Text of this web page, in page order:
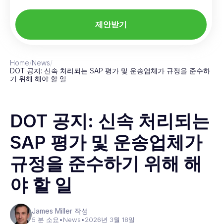
제안받기
Home/News/
DOT 공지: 신속 처리되는 SAP 평가 및 운송업체가 규정을 준수하
기 위해 해야 할 일
DOT 공지: 신속 처리되는
SAP 평가 및 운송업체가
규정을 준수하기 위해 해
야 할 일
James Miller 작성
5 분 소요 •News•2026년 3월 18일